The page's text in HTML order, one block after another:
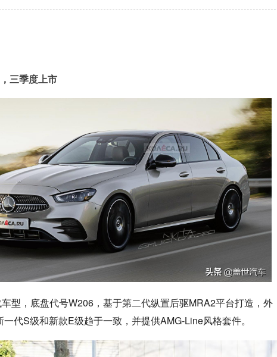
三季度上市
型，底盘代号W206，基于第二代纵置后驱MRA2平台打造，外
代S级和新款E级趋于一致，并提供AMG-Line风格套件。